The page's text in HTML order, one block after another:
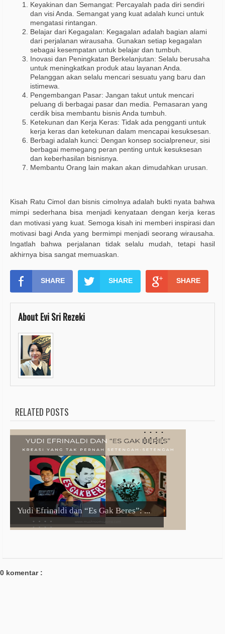
Keyakinan dan Semangat: Percayalah pada diri sendiri
dan visi Anda. Semangat yang kuat adalah kunci untuk
mengatasi rintangan.
Belajar dari Kegagalan: Kegagalan adalah bagian alami
dari perjalanan wirausaha. Gunakan setiap kegagalan
sebagai kesempatan untuk belajar dan tumbuh.
Inovasi dan Peningkatan Berkelanjutan: Selalu berusaha
untuk meningkatkan produk atau layanan Anda.
Pelanggan akan selalu mencari sesuatu yang baru dan
istimewa.
Pengembangan Pasar: Jangan takut untuk mencari
peluang di berbagai pasar dan media. Pemasaran yang
cerdik bisa membantu bisnis Anda tumbuh.
Ketekunan dan Kerja Keras: Tidak ada pengganti untuk
kerja keras dan ketekunan dalam mencapai kesuksesan.
Berbagi adalah kunci: Dengan konsep socialpreneur, sisi
berbagai memegang peran penting untuk kesuksesan
dan keberhasilan bisnisnya.
Membantu Orang lain makan akan dimudahkan urusan.
Kisah Ratu Cimol dan bisnis cimolnya adalah bukti nyata bahwa
mimpi sederhana bisa menjadi kenyataan dengan kerja keras
dan motivasi yang kuat. Semoga kisah ini memberi inspirasi dan
motivasi bagi Anda yang bermimpi menjadi seorang wirausaha.
Ingatlah bahwa perjalanan tidak selalu mudah, tetapi hasil
akhirnya bisa sangat memuaskan.
SHARE SHARE SHARE
About Evi Sri Rezeki
RELATED POSTS
Yudi Efrinaldi dan “Es Gak Beres”: ...
0 komentar :